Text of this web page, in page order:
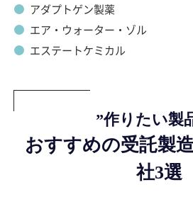
アダプトゲン製薬
エア・ウォーター・ゾル
エステートケミカル
”作りたい製
おすすめの受託製
社3選